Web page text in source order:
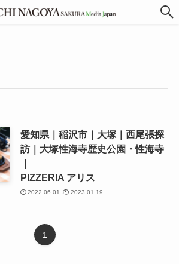
愛知県｜稲沢市｜大塚｜西尾張探
訪｜大塚性海寺歴史公園・性海寺
｜
PIZZERIA アリス
2022.06.01 2023.01.19
1